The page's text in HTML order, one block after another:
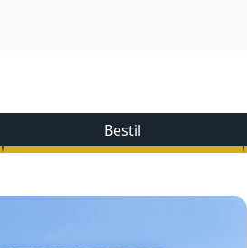
Bestil